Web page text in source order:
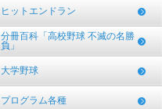
ヒットエンドラン
分冊百科「高校野球 不滅の名勝
負」
大学野球
プログラム各種